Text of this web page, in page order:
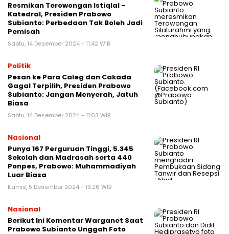
Resmikan Terowongan Istiqlal –
Katedral, Presiden Prabowo
Subianto: Perbedaan Tak Boleh Jadi
Pemisah
Sabtu, 14 Desember 2024 - 11:42 WIB
Politik
Pesan ke Para Caleg dan Cakada
Gagal Terpilih, Presiden Prabowo
Subianto: Jangan Menyerah, Jatuh
Biasa
Sabtu, 14 Desember 2024 - 11:03 WIB
Nasional
Punya 167 Perguruan Tinggi, 5.345
Sekolah dan Madrasah serta 440
Ponpes, Prabowo: Muhammadiyah
Luar Biasa
Kamis, 5 Desember 2024 - 13:26 WIB
Nasional
Berikut Ini Komentar Warganet Saat
Prabowo Subianto Unggah Foto